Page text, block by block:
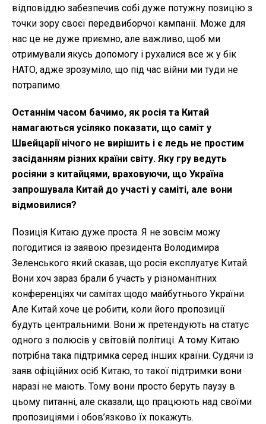
відповіддю забезпечив собі дуже потужну позицію з
точки зору своєї передвиборчої кампанії. Може для
нас це не дуже приємно, але важливо, щоб ми
отримували якусь допомогу і рухалися все ж у бік
НАТО, адже зрозуміло, що під час війни ми туди не
потрапимо.
Останнім часом бачимо, як росія та Китай
намагаються усіляко показати, що саміт у
Швейцарії нічого не вирішить і є ледь не простим
засіданням різних країни світу. Яку гру ведуть
росіяни з китайцями, враховуючи, що Україна
запрошувала Китай до участі у саміті, але вони
відмовилися?
Позиція Китаю дуже проста. Я не зовсім можу
погодитися із заявою президента Володимира
Зеленського який сказав, що росія експлуатує Китай.
Вони хоч зараз брали б участь у різноманітних
конференціях чи самітах щодо майбутнього України.
Але Китай хоче це робити, коли його пропозиції
будуть центральними. Вони ж претендують на статус
одного з полюсів у світовій політиці. А тому Китаю
потрібна така підтримка серед інших країни. Судячи із
заяв офіційних осіб Китаю, то такої підтримки вони
наразі не мають. Тому вони просто беруть паузу в
цьому питанні, але сказали, що працюють над своїми
пропозиціями і обов’язково їх покажуть.